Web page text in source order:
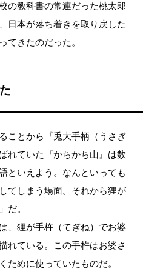
の教科書の常連だった桃太郎
日本が落ち着きを取り戻した
てきたのだった。
ことから『兎大手柄（うさぎ
れていた『かちかち山』は数
といえよう。なんといっても
てしまう場面。それから狸が
だ。
、狸が手杵（てぎね）でお婆
れている。この手杵はお婆さ
ために使っていたものだ。